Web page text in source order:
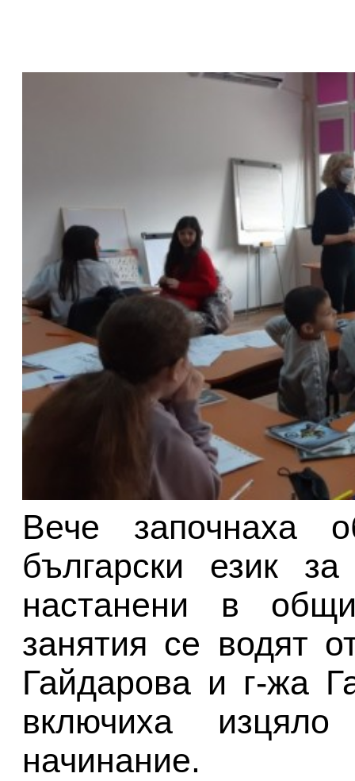
Вече започнаха
български език
настанени в
занятия се водят
Гайдарова и г-жа
включиха
начинание.